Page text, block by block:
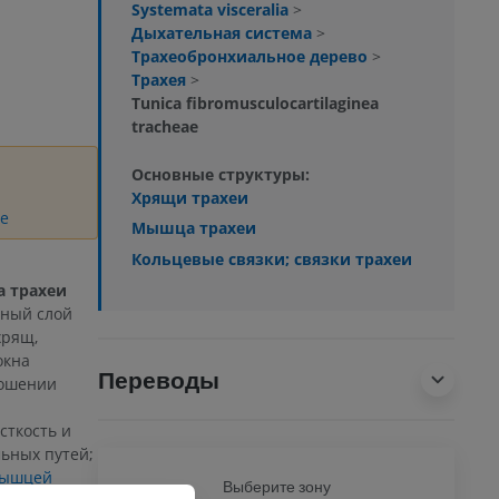
слой
и
путей;
Systemata visceralia >
Дыхательная система >
Трахеобронхиальное дерево >
Трахея >
Tunica fibromusculocartilaginea
tracheae
Основные структуры:
Хрящи трахеи
Мышца трахеи
Кольцевые связки; связки трахеи
Переводы
Выберите зону